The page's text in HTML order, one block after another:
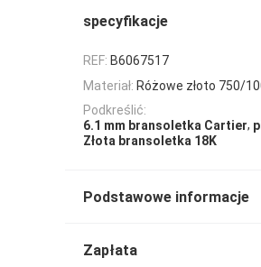
specyfikacje
REF: B6067517
Materiał: Różowe złoto 750/
Podkreślić:
6.1 mm bransoletka Cartier,
Złota bransoletka 18K
Podstawowe informacje
Zapłata